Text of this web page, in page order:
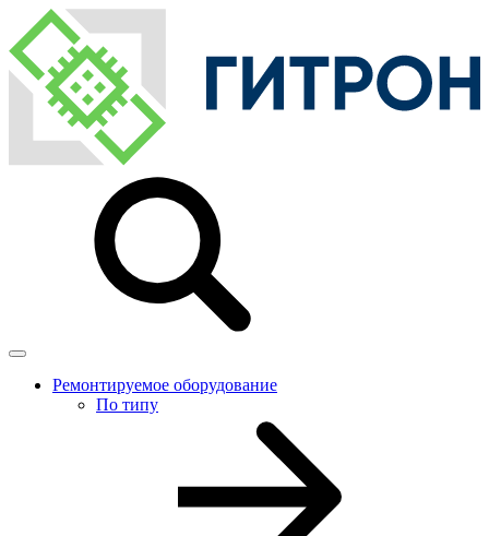
Ремонтируемое оборудование
По типу